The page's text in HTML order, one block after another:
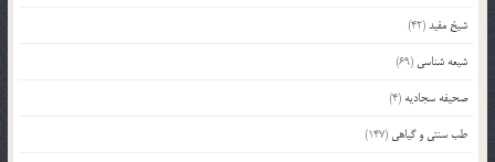
شیخ مفید(42)
شیعه شناسی (69)
صحیفه سجادیه (4)
طب سنتی و گیاهی (147)